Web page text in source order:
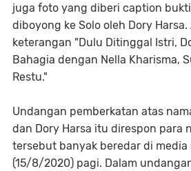
juga foto yang diberi caption
diboyong ke Solo oleh Dory Harsa.
keterangan "Dulu Ditinggal Istri,
Bahagia dengan Nella Kharisma,
Restu."
Undangan pemberkatan atas
dan Dory Harsa itu direspon para
tersebut banyak beredar di media
(15/8/2020) pagi. Dalam